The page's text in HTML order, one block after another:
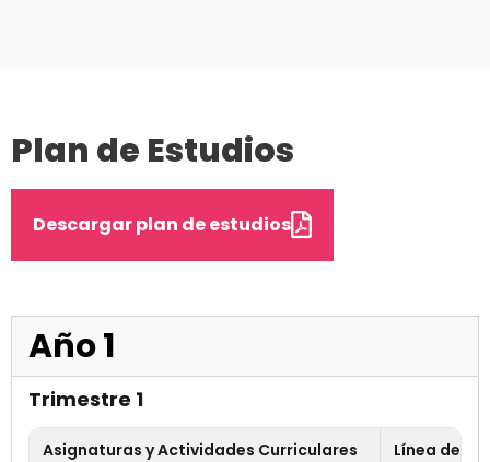
Plan de Estudios
Descargar plan de estudios
Año 1
Trimestre 1
Asignaturas y Actividades Curriculares
Línea de